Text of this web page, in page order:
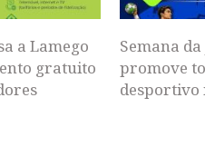
a Lamego
gratuito
Semana
promove